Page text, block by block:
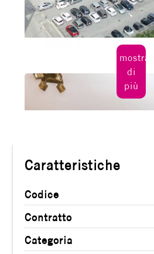
mostra
di
più
Caratteristiche
Codice
Contratto
Categoria
3
5
5+
minime
Qualsiasi
1